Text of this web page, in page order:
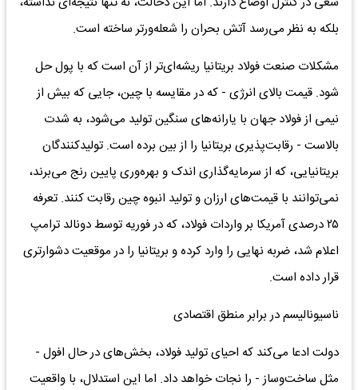
بلکه به نظر می‌رسد آتش بحران را شعله‌ورتر ساخته است.
مشکلات صنعت فولاد بریتانیا ریشه‌ای‌تر از آن است که با پول حل
شود. قیمت بالای انرژی - که در مقایسه با چین، جایی که بیش از
نیمی از فولاد جهان با یارانه‌های سنگین تولید می‌شود، به شدت
بالاست - رقابت‌پذیری بریتانیا را از بین برده است. تولیدکنندگان
بریتانیایی، که از سرمایه‌گذاری اندک و بهره‌وری پایین رنج می‌برند،
نمی‌توانند با قیمت‌های ارزان و تولید انبوه چین رقابت کنند. تعرفه
۲۵ درصدی آمریکا بر واردات فولاد، که در فوریه توسط دونالد ترامپ
اعلام شد، ضربه نهایی را وارد کرده و بریتانیا را در موقعیت دشوارتری
قرار داده است.
ناسیونالیسم در برابر منطق اقتصادی
دولت ادعا می‌کند که احیای تولید فولاد، بخش‌های در حال افول -
مثل ساخت‌وساز - را نجات خواهد داد. اما این استدلال، با واقعیت